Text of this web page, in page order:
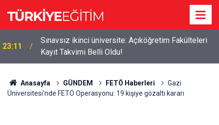
23:11
Sınavsız ikinci üniversite: Açıköğretim Fakülteleri
Kayıt Takvimi Belli Oldu!
Anasayfa GÜNDEM FETÖ Haberleri
Gazi
Üniversitesi'nde FETÖ Operasyonu: 19 kişiye gözaltı kararı